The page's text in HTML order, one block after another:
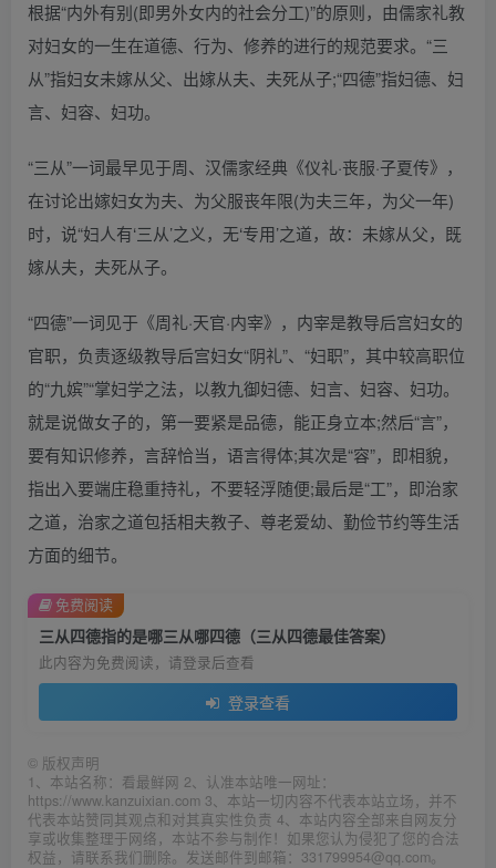
根据“内外有别(即男外女内的社会分工)”的原则，由儒家礼教
对妇女的一生在道德、行为、修养的进行的规范要求。“三
从”指妇女未嫁从父、出嫁从夫、夫死从子;“四德”指妇德、妇
言、妇容、妇功。
“三从”一词最早见于周、汉儒家经典《仪礼·丧服·子夏传》，
在讨论出嫁妇女为夫、为父服丧年限(为夫三年，为父一年)
时，说“妇人有‘三从’之义，无‘专用’之道，故：未嫁从父，既
嫁从夫，夫死从子。
“四德”一词见于《周礼·天官·内宰》，内宰是教导后宫妇女的
官职，负责逐级教导后宫妇女“阴礼”、“妇职”，其中较高职位
的“九嫔”“掌妇学之法，以教九御妇德、妇言、妇容、妇功。
就是说做女子的，第一要紧是品德，能正身立本;然后“言”，
要有知识修养，言辞恰当，语言得体;其次是“容”，即相貌，
指出入要端庄稳重持礼，不要轻浮随便;最后是“工”，即治家
之道，治家之道包括相夫教子、尊老爱幼、勤俭节约等生活
方面的细节。
三从四德指的是哪三从哪四德（三从四德最佳答案）
此内容为免费阅读，请登录后查看
登录查看
免费阅读
© 版权声明
1、本站名称：看最鲜网 2、认准本站唯一网址：
https://www.kanzuixian.com 3、本站一切内容不代表本站立场，并不
代表本站赞同其观点和对其真实性负责 4、本站内容全部来自网友分
享或收集整理于网络，本站不参与制作！如果您认为侵犯了您的合法
权益，请联系我们删除。发送邮件到邮箱：331799954@qq.com。